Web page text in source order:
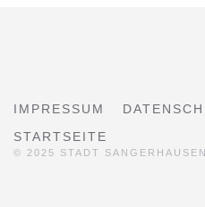
IMPRESSUM
STARTSEITE
© 2025 STADT SANGERHAUSEN